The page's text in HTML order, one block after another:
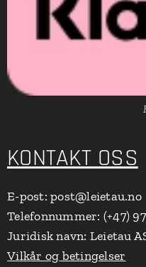
KONTAKT OSS
E-post: post@leietau.no
Telefonnummer: (+47)
Juridisk navn: Leietau
Vilkår og betingelser